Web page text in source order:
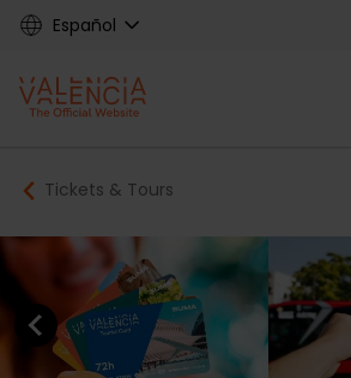
Skip
content
Español
Main
navigation
Breadcrumb
Tickets & Tours
Previous element